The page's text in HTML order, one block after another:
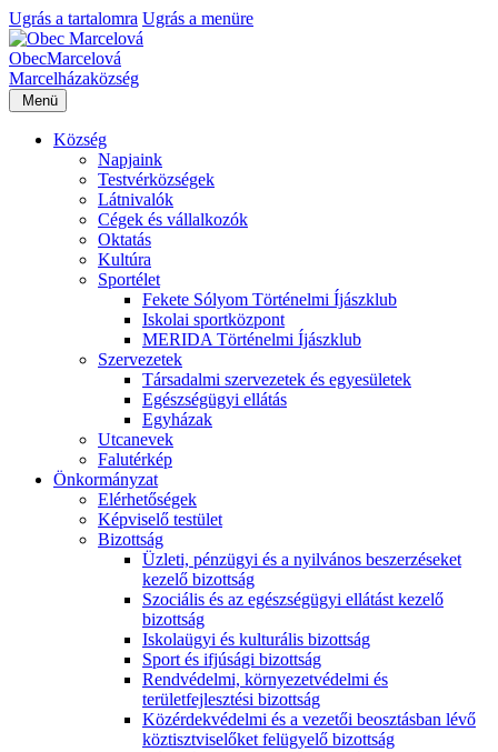
Ugrás a tartalomra Ugrás a menüre
ObecMarcelová
Marcelházaközség
Menü
Község
Napjaink
Testvérközségek
Látnivalók
Cégek és vállalkozók
Oktatás
Kultúra
Sportélet
Fekete Sólyom Történelmi Íjászklub
Iskolai sportközpont
MERIDA Történelmi Íjászklub
Szervezetek
Társadalmi szervezetek és egyesületek
Egészségügyi ellátás
Egyházak
Utcanevek
Falutérkép
Önkormányzat
Elérhetőségek
Képviselő testület
Bizottság
Üzleti, pénzügyi és a nyilvános beszerzéseket
kezelő bizottság
Szociális és az egészségügyi ellátást kezelő
bizottság
Iskolaügyi és kulturális bizottság
Sport és ifjúsági bizottság
Rendvédelmi, környezetvédelmi és
területfejlesztési bizottság
Közérdekvédelmi és a vezetői beosztásban lévő
köztisztviselőket felügyelő bizottság